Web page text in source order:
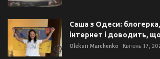
Саша з Одеси:
інтернет і доводить,
Oleksii Marchenko Квітень 17,